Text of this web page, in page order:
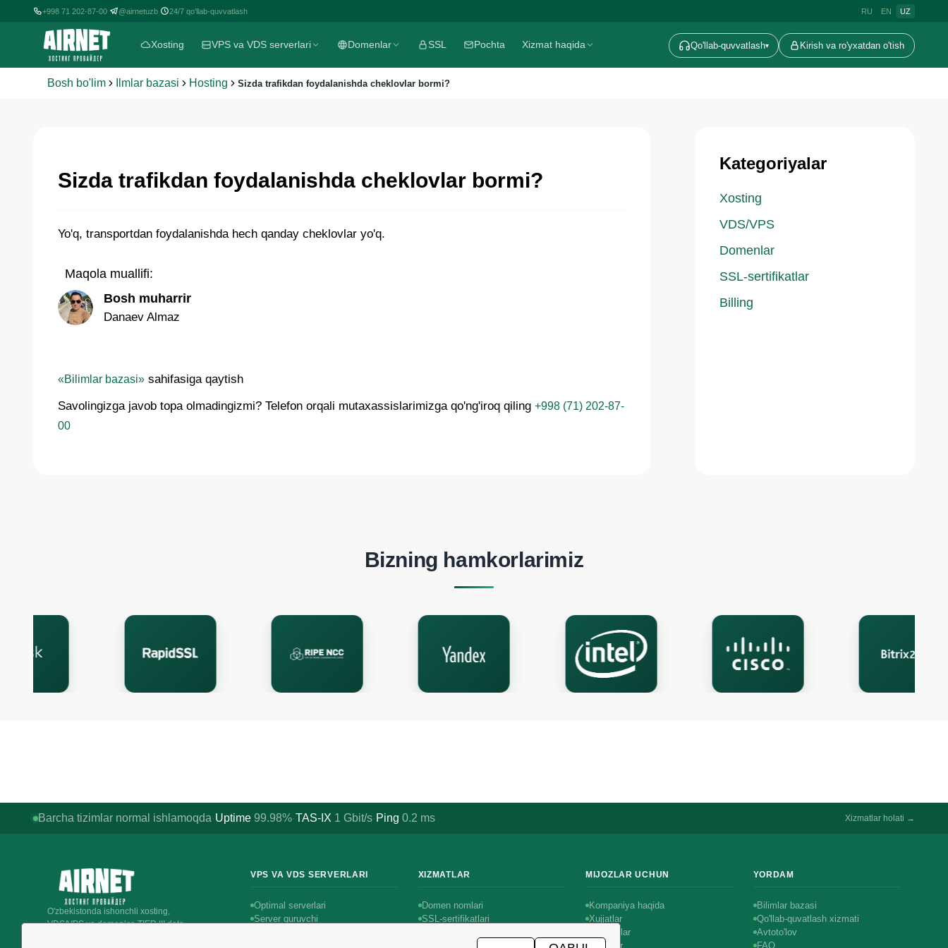
+998 71 202-87-00| @airnetuzb| 24/7 qo'llab-quvvatlash RU EN UZ
Xosting VPS va VDS serverlari Domenlar SSL Pochta Xizmat haqida Qo'llab-quvvatlash▾ Kirish va ro'yxatdan o'tish
Bosh bo'lim Ilmlar bazasi Hosting Sizda trafikdan foydalanishda cheklovlar bormi?
Sizda trafikdan foydalanishda cheklovlar bormi?
Yo'q, transportdan foydalanishda hech qanday cheklovlar yo'q.
Maqola muallifi:
Bosh muharrir
Danaev Almaz
«Bilimlar bazasi» sahifasiga qaytish
Savolingizga javob topa olmadingizmi? Telefon orqali mutaxassislarimizga qo'ng'iroq qiling +998 (71) 202-87-
00
Kategoriyalar
Xosting
VDS/VPS
Domenlar
SSL-sertifikatlar
Billing
Bizning hamkorlarimiz
Barcha tizimlar normal ishlamoqda·Uptime 99.98%·TAS-IX 1 Gbit/s· Ping 0.2 ms Xizmatlar holati →
O'zbekistonda ishonchli xosting,
VDS/VPS va domenlar. TIER III data-
VPS VA VDS SERVERLARI
Optimal serverlari
Server quruvchi
XIZMATLAR
Domen nomlari
SSL-sertifikatlari
MIJOZLAR UCHUN
Kompaniya haqida
Xujjatlar
Kontaktlar
Sharhlar
YORDAM
Bilimlar bazasi
Qo'llab-quvatlash xizmati
Avtoto'lov
FAQ